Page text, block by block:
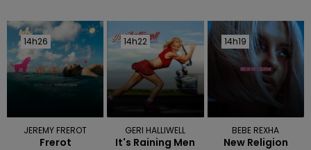
14h26
14h26
JEREMY FREROT
Frerot
14h22
14h22
GERI HALLIWELL
It's Raining Men
14h19
14h19
BEBE REXHA
New Religion